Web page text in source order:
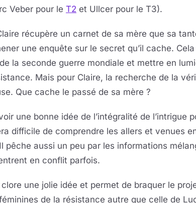
Veber pour le T2 et Ullcer pour le T3).
récupère un carnet de sa mère que sa
une enquête sur le secret qu’il cache.
la seconde guerre mondiale et mettre en
Mais pour Claire, la recherche de la
Que cache le passé de sa mère ?
une bonne idée de l’intégralité de l’intrigue
difficile de comprendre les allers et venues
pêche aussi un peu par les informations
en conflit parfois.
une jolie idée et permet de braquer le
de la résistance autre que celle de